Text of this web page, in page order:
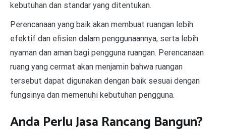
kebutuhan dan standar yang ditentukan.
Perencanaan yang baik akan membuat ruangan lebih
efektif dan efisien dalam penggunaannya, serta lebih
nyaman dan aman bagi pengguna ruangan. Perencanaan
ruang yang cermat akan menjamin bahwa ruangan
tersebut dapat digunakan dengan baik sesuai dengan
fungsinya dan memenuhi kebutuhan pengguna.
Anda Perlu Jasa Rancang Bangun?